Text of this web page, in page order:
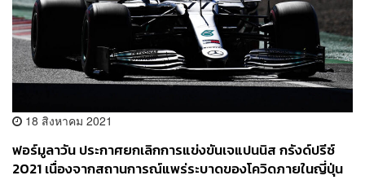
18 สิงหาคม 2021
ฟอร์มูลาวัน ประกาศยกเลิกการแข่งขันเจแปนนิส กรังด์ปรีซ์
2021 เนื่องจากสถานการณ์แพร่ระบาดของโควิดภายในญี่ปุ่น